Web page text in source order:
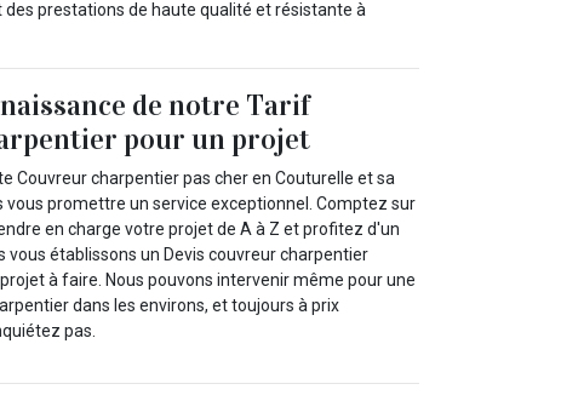
prestations de haute qualité et résistante à
de notre Tarif
pour un projet
Couvreur charpentier pas cher en Couturelle et sa
vous promettre un service exceptionnel. Comptez sur
en charge votre projet de A à Z et profitez d'un
vous établissons un Devis couvreur charpentier
à faire. Nous pouvons intervenir même pour une
dans les environs, et toujours à prix
pas.